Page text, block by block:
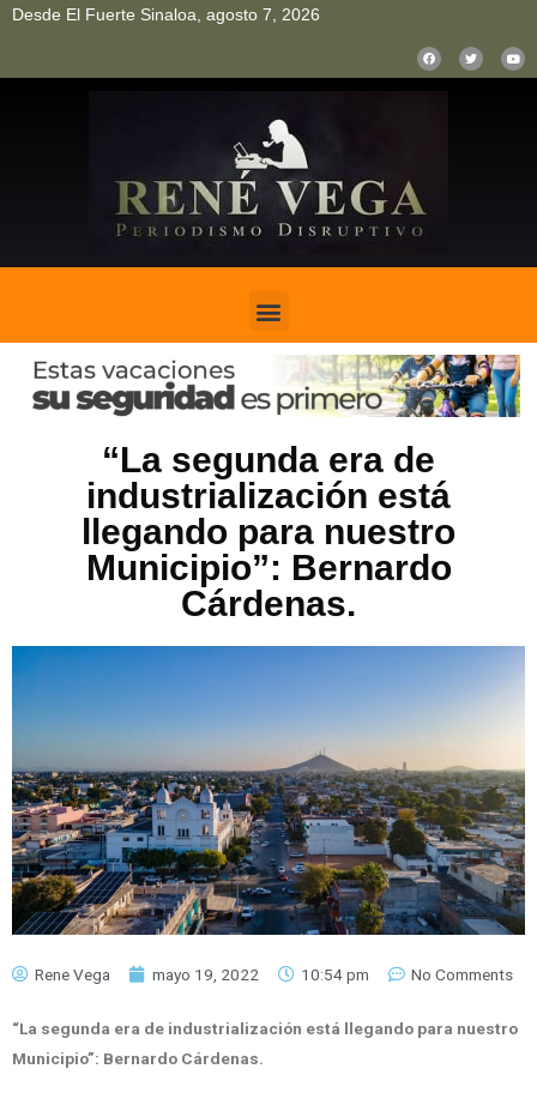
Desde El Fuerte Sinaloa, agosto 7, 2026
“La segunda era de
industrialización está
llegando para nuestro
Municipio”: Bernardo
Cárdenas.
Rene Vega mayo 19, 2022 10:54 pm No Comments
“La segunda era de industrialización está llegando para nuestro
Municipio”: Bernardo Cárdenas.